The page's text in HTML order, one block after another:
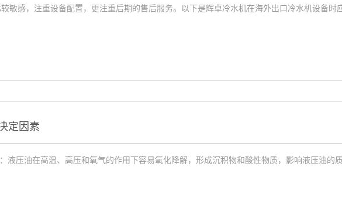
敏感，注重设备配置，更注重后期的售后服务。以下是辉卓冷水机在海外出口冷水机设备时
定因素
液压油在高温、高压和氧气的作用下容易氧化降解，形成沉积物和酸性物质，影响液压油的